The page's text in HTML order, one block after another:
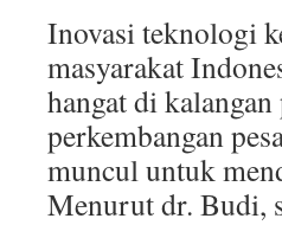
Inovasi teknologi
masyarakat
hangat di
perkembangan
muncul untuk
Menurut dr. Budi,